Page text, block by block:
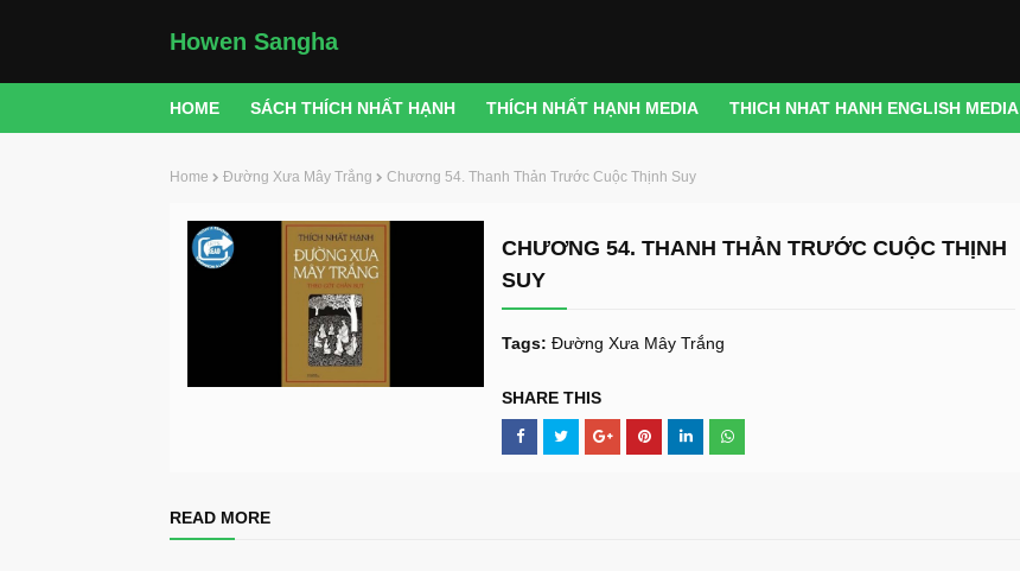
Howen Sangha
HOME SÁCH THÍCH NHẤT HẠNH THÍCH NHẤT HẠNH MEDIA THICH NHAT HANH ENGLISH MEDIA
Home Đường Xưa Mây Trắng Chương 54. Thanh Thản Trước Cuộc Thịnh Suy
CHƯƠNG 54. THANH THẢN TRƯỚC CUỘC THỊNH
SUY
Tags: Đường Xưa Mây Trắng
SHARE THIS
READ MORE